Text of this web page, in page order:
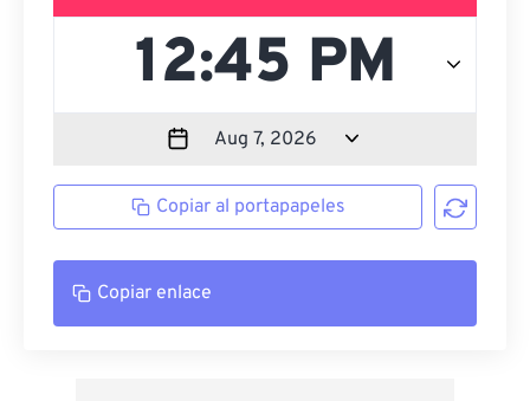
Copiar al portapapeles
Copiar enlace